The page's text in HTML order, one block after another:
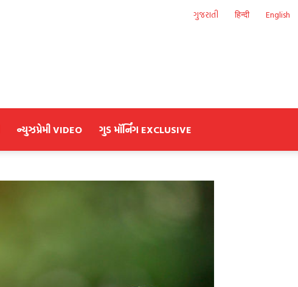
ગુજરાતી हिन्दी English
ન્યુઝપ્રેમી VIDEO ગુડ મૉર્નિંગ EXCLUSIVE